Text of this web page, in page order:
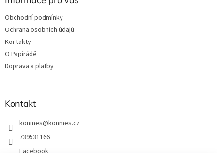
Obchodní podmínky
Ochrana osobních údajů
Kontakty
O Papírádě
Doprava a platby
Kontakt
konmes@konmes.cz
739531166
Facebook